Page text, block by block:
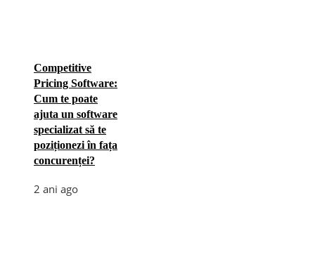
Competitive
Pricing Software:
Cum te poate
ajuta un software
specializat să te
poziționezi în fața
concurenței?
2 ani ago